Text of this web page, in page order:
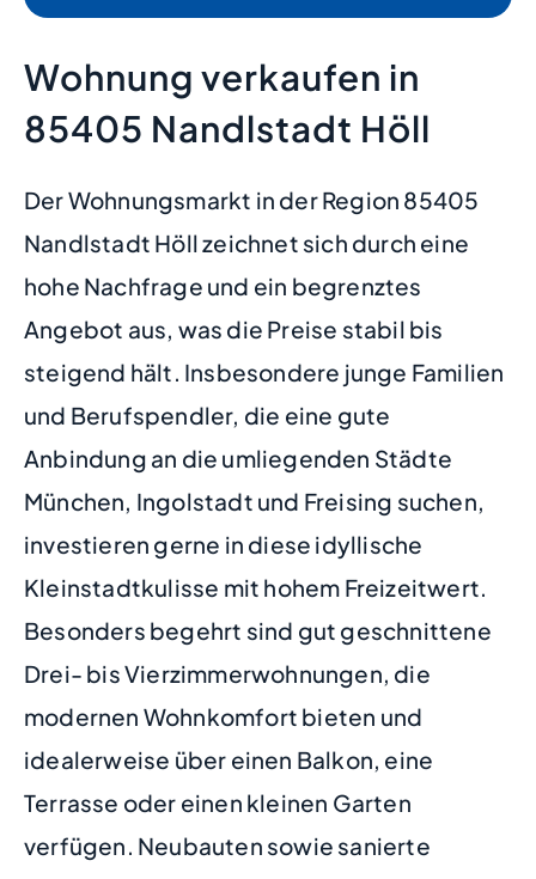
Wohnung verkaufen in
85405 Nandlstadt Höll
Der Wohnungsmarkt in der Region 85405
Nandlstadt Höll zeichnet sich durch eine
hohe Nachfrage und ein begrenztes
Angebot aus, was die Preise stabil bis
steigend hält. Insbesondere junge Familien
und Berufspendler, die eine gute
Anbindung an die umliegenden Städte
München, Ingolstadt und Freising suchen,
investieren gerne in diese idyllische
Kleinstadtkulisse mit hohem Freizeitwert.
Besonders begehrt sind gut geschnittene
Drei- bis Vierzimmerwohnungen, die
modernen Wohnkomfort bieten und
idealerweise über einen Balkon, eine
Terrasse oder einen kleinen Garten
verfügen. Neubauten sowie sanierte